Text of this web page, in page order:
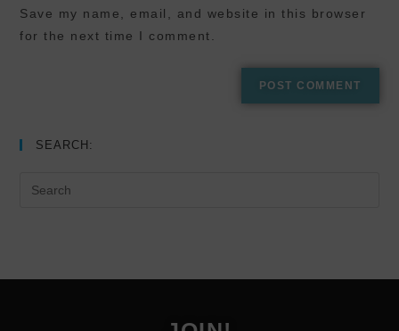
Save my name, email, and website in this browser
for the next time I comment.
SEARCH: